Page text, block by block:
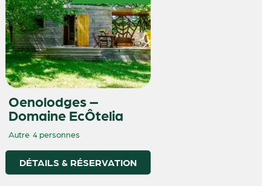
Oenolodges –
Domaine EcÔtelia
Autre 4 personnes
DÉTAILS & RÉSERVATION